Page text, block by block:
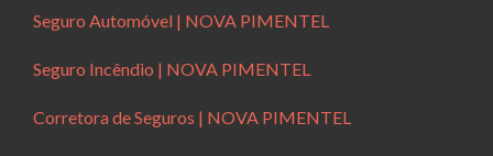
Seguro Automóvel | NOVA PIMENTEL
Seguro Incêndio | NOVA PIMENTEL
Corretora de Seguros | NOVA PIMENTEL